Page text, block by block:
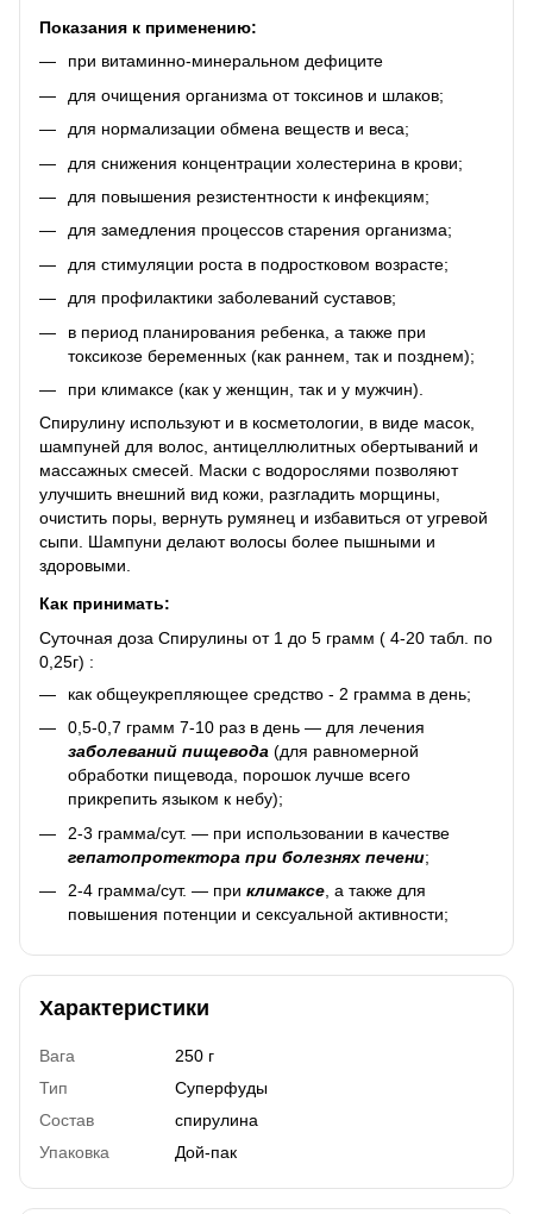
Показания к применению:
при витаминно-минеральном дефиците
для очищения организма от токсинов и шлаков;
для нормализации обмена веществ и веса;
для снижения концентрации холестерина в крови;
для повышения резистентности к инфекциям;
для замедления процессов старения организма;
для стимуляции роста в подростковом возрасте;
для профилактики заболеваний суставов;
в период планирования ребенка, а также при
токсикозе беременных (как раннем, так и позднем);
при климаксе (как у женщин, так и у мужчин).
Спирулину используют и в косметологии, в виде масок,
шампуней для волос, антицеллюлитных обертываний и
массажных смесей. Маски с водорослями позволяют
улучшить внешний вид кожи, разгладить морщины,
очистить поры, вернуть румянец и избавиться от угревой
сыпи. Шампуни делают волосы более пышными и
здоровыми.
Как принимать:
Суточная доза Спирулины от 1 до 5 грамм ( 4-20 табл. по
0,25г) :
как общеукрепляющее средство - 2 грамма в день;
0,5-0,7 грамм 7-10 раз в день — для лечения
заболеваний пищевода (для равномерной
обработки пищевода, порошок лучше всего
прикрепить языком к небу);
2-3 грамма/сут. — при использовании в качестве
гепатопротектора при болезнях печени;
2-4 грамма/сут. — при климаксе , а также для
повышения потенции и сексуальной активности;
Характеристики
Вага
250 г
Тип
Суперфуды
Состав
спирулина
Упаковка
Дой-пак